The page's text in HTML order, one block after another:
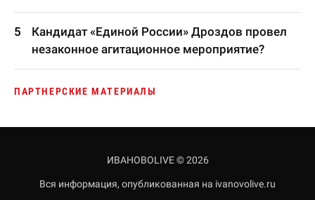
Кандидат «Единой России» Дроздов провел
незаконное агитационное мероприятие?
ПАРТНЕРСКИЕ МАТЕРИАЛЫ
ИВАНОВОLIVE © 2026
Вся информация, опубликованная на ivanovolive.ru